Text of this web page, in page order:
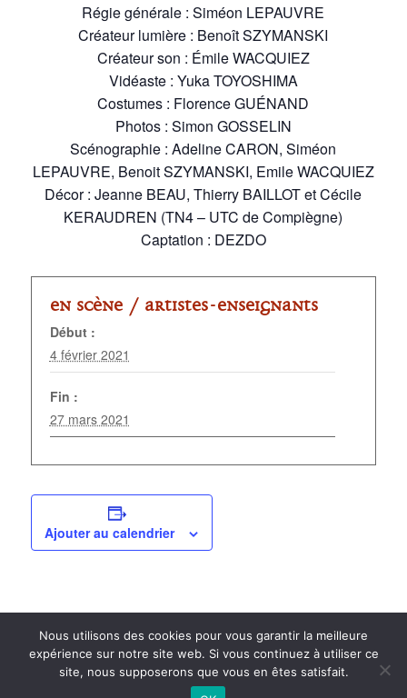
Régie générale : Siméon LEPAUVRE
Créateur lumière : Benoît SZYMANSKI
Créateur son : Émile WACQUIEZ
Vidéaste : Yuka TOYOSHIMA
Costumes : Florence GUÉNAND
Photos : Simon GOSSELIN
Scénographie : Adeline CARON, Siméon
LEPAUVRE, Benoit SZYMANSKI, Emile WACQUIEZ
Décor : Jeanne BEAU, Thierry BAILLOT et Cécile
KERAUDREN (TN4 – UTC de Compiègne)
Captation : DEZDO
En scène / Artistes-enseignants
Début :
4 février 2021
Fin :
27 mars 2021
Ajouter au calendrier
Nous utilisons des cookies pour vous garantir la meilleure
expérience sur notre site web. Si vous continuez à utiliser ce
site, nous supposerons que vous en êtes satisfait.